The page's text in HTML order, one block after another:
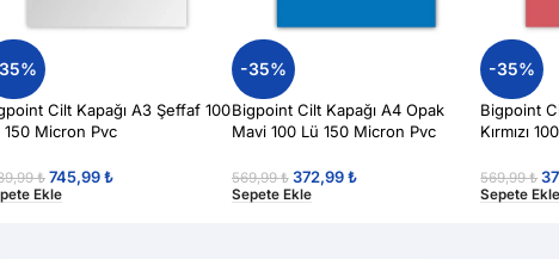
Cilt Kapağı A3 Şeffaf 100
150 Micron Pvc
₺ 745,99₺
Ekle
-35%
Bigpoint Cilt Kapağı A4 Opak
Mavi 100 Lü 150 Micron Pvc
569,99₺ 372,99₺
Sepete Ekle
-35%
Bigpoint
Kırmızı
569,99₺
Sepete Ekle